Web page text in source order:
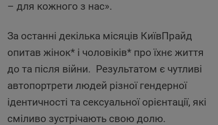
– для кожного з нас».
За останні декілька місяців КиївПрайд
опитав жінок* і чоловіків* про їхнє життя
до та після війни. Результатом є чутливі
автопортрети людей різної гендерної
ідентичності та сексуальної орієнтації, які
сміливо зустрічають свою долю.